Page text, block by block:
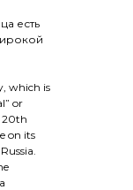
есть
which is
or
20th
on its